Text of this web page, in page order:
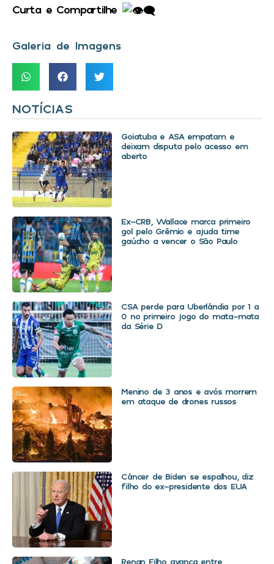
Curta e Compartilhe
Galeria de Imagens
NOTÍCIAS
Goiatuba e ASA empatam e
deixam disputa pelo acesso em
aberto
Ex-CRB, Wallace marca primeiro
gol pelo Grêmio e ajuda time
gaúcho a vencer o São Paulo
CSA perde para Uberlândia por 1 a
0 no primeiro jogo do mata-mata
da Série D
Menino de 3 anos e avós morrem
em ataque de drones russos
Câncer de Biden se espalhou, diz
filho do ex-presidente dos EUA
Renan Filho avança entre